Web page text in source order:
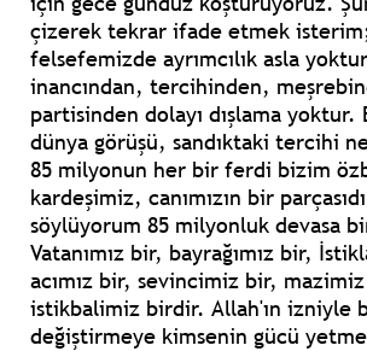
çizerek tekrar ifade etmek
felsefemizde ayrımcılık asla
inancından, tercihinden,
partisinden dolayı dışlama
dünya görüşü, sandıktaki tercihi
85 milyonun her bir ferdi bizim
kardeşimiz, canımızın bir
söylüyorum 85 milyonluk devasa
Vatanımız bir, bayrağımız bir,
acımız bir, sevincimiz bir,
istikbalimiz birdir. Allah'ın izniyle
değiştirmeye kimsenin gücü